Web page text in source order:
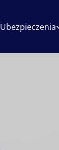
Ubezpieczenia